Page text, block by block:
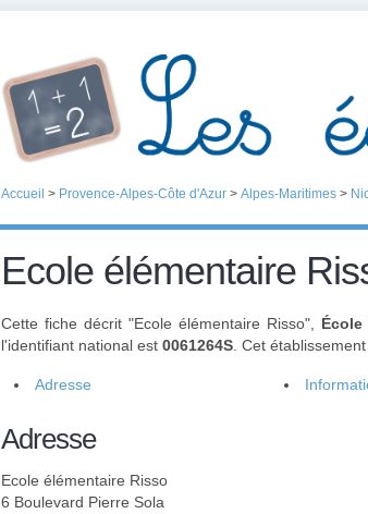
Accueil > Provence-Alpes-Côte d'Azur > Alpes-Maritimes >
Ecole élémentaire
Cette fiche décrit "Ecole élémentaire Risso", École
l'identifiant national est 0061264S . Cet
Adresse
Adresse
Ecole élémentaire Risso
6 Boulevard Pierre Sola